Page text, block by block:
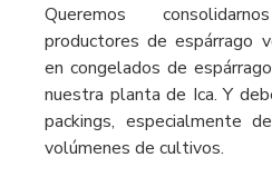
Queremos
productores de espárrago
en congelados de
nuestra planta de Ica. Y
packings, especialmente
volúmenes de cultivos.